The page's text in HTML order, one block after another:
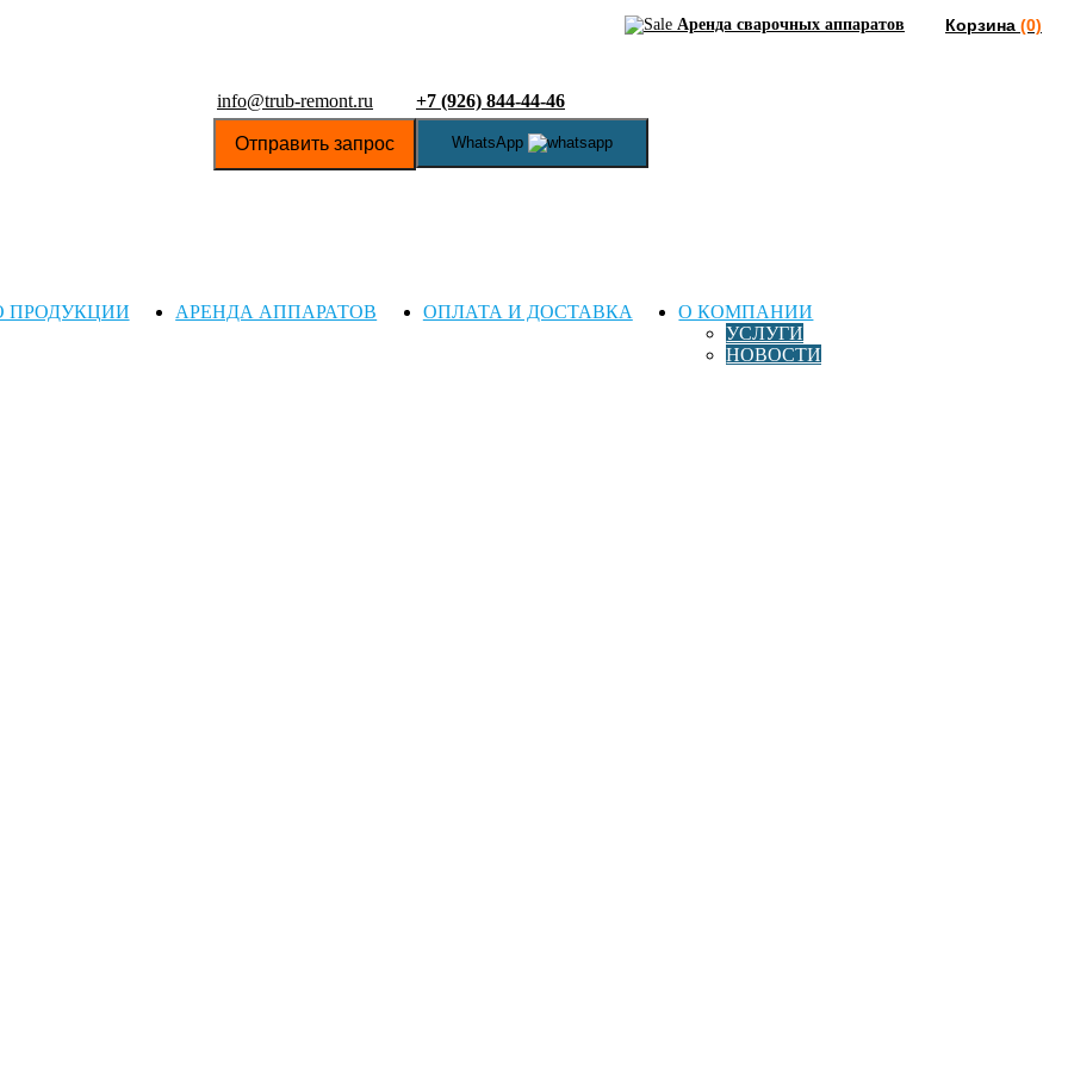
Аренда сварочных аппаратов Корзина (0)
info@trub-remont.ru
Отправить запрос
+7 (926) 844-44-46
WhatsApp
ПРОДУКЦИИ АРЕНДА АППАРАТОВ ОПЛАТА И ДОСТАВКА
О КОМПАНИИ
УСЛУГИ
НОВОСТИ